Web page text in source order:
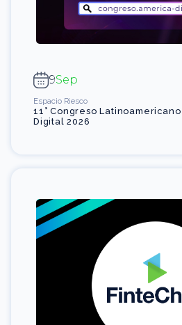
9Sep
Espacio Riesco
11° Congreso
Digital 2026